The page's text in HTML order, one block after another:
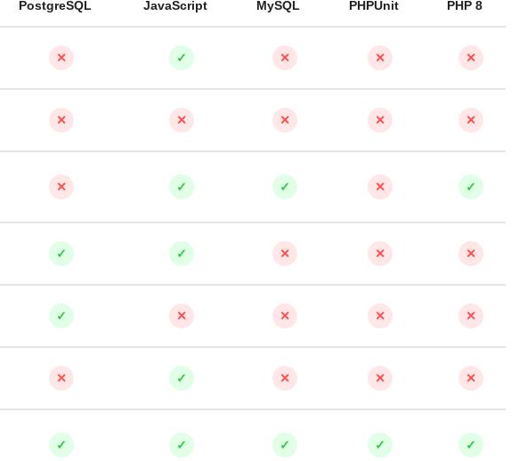
PostgreSQL JavaScript MySQL PHPUnit PHP 8
✕ ✓ ✕ ✕ ✕
✕ ✕ ✕ ✕ ✕
✕ ✓ ✓ ✕ ✓
✓ ✓ ✕ ✕ ✕
✓ ✕ ✕ ✕ ✕
✕ ✓ ✕ ✕ ✕
✓ ✓ ✓ ✓ ✓